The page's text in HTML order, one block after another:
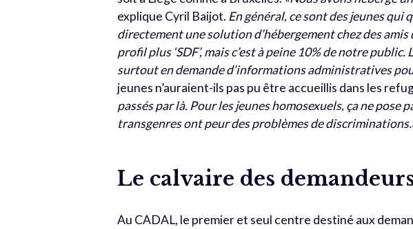
explique Cyril Baijot. En général, ce sont des jeunes
directement une solution d’hébergement chez des amis
profil plus ‘SDF’, mais c’est à peine 10% de notre
surtout en demande d’informations administratives
jeunes n’auraient-ils pas pu être accueillis dans les
passés par là. Pour les jeunes homosexuels, ça ne pose
transgenres ont peur des problèmes de
Le calvaire des
Au CADAL, le premier et seul centre destiné aux